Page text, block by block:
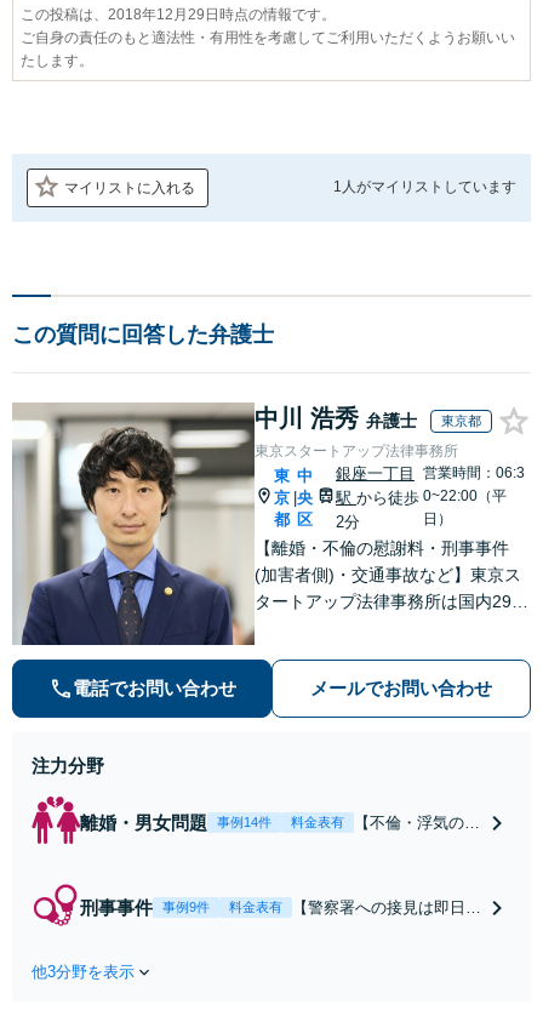
この投稿は、2018年12月29日時点の情報です。
ご自身の責任のもと適法性・有用性を考慮してご利用いただくようお願いい
たします。
マイリストに入れる 1人がマイリストしています
この質問に回答した弁護士
中川 浩秀 弁護士 東京都
東京スタートアップ法律事務所
東
京
都
中
央
区
銀座一丁目
駅 から徒歩
2分
営業時間：06:3
0~22:00（平
日）
【離婚・不倫の慰謝料・刑事事件
(加害者側)・交通事故など】東京ス
タートアップ法律事務所は国内29拠
予約制)】各分野で専門性の高い弁
護士が寄り添い解決をサポートしま
電話でお問い合わせ メールでお問い合わせ
注力分野
離婚・男女問題 事例14件 料金表有
【不倫・浮気の慰
倫問題の相談は毎
刑事事件 事例9件 料金表有
【警察署への接見は即日対
他3分野を表示